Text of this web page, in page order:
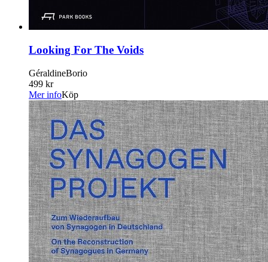
Looking For The Voids
GéraldineBorio
499 kr
Mer infoKöp